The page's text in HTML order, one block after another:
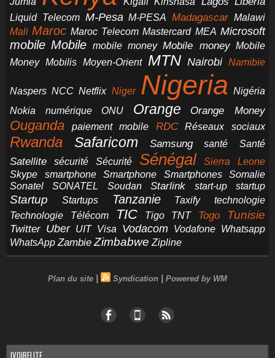
Liquid Telecom M-Pesa M-PESA Madagascar Malawi
Mali Maroc Maroc Telecom Mastercard MEA Microsoft
mobile Mobile mobile money Mobile money Mobile
Money Mobilis Moyen-Orient MTN Nairobi Namibie
Naspers NCC Netflix Niger Nigeria Nigéria
Nokia
numérique ONU Orange Orange Money
Ouganda paiement mobile RDC Réseaux sociaux
Rwanda Safaricom Samsung santé Santé
Satellite sécurité Sécurité Sénégal
Sierra Leone
Skype
smartphone Smartphone Smartphones
Somalie
Sonatel
SONATEL Soudan Starlink start-up startup
Startup Startups Tanzanie Taxify
technologie
Technologie
Télécom TIC Tigo TNT Togo Tunisie
Twitter Uber UIT Visa Vodacom Vodafone Whatsapp
WhatsApp Zambie Zimbabwe Zipline
Plan du site | Syndication | Powered by WM
IVOIRELITE